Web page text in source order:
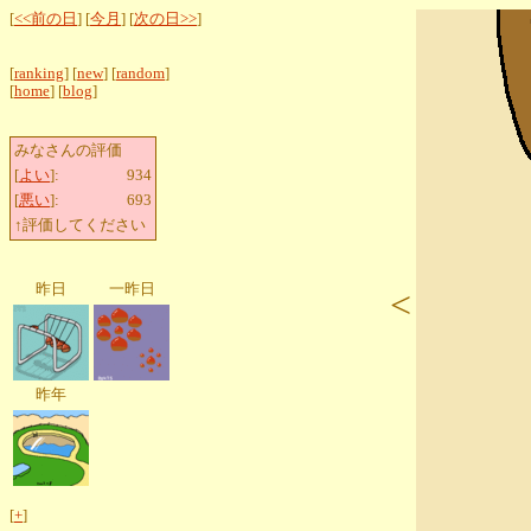
[<<前の日 ] [今月 ] [次の日>>]
[ranking] [new] [random]
[home] [blog]
みなさんの評価
[よい]:
934
[悪い]:
693
↑評価してください
昨日 一昨日
昨年
[+]
<